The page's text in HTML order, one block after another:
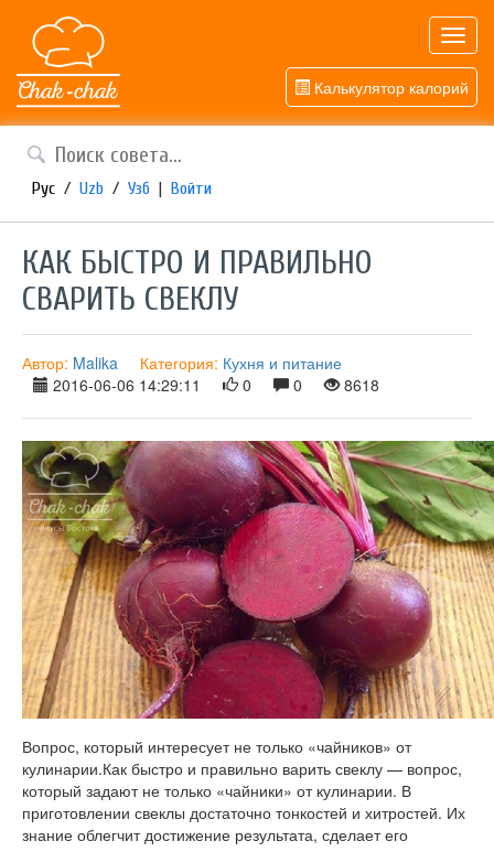
Калькулятор калорий
Рус / Uzb / Узб | Войти
КАК БЫСТРО И ПРАВИЛЬНО
СВАРИТЬ СВЕКЛУ
Автор: Malika Категория: Кухня и питание
2016-06-06 14:29:11
0 0 8618
Вопрос, который интересует не только «чайников» от
кулинарии.Как быстро и правильно варить свеклу — вопрос,
который задают не только «чайники» от кулинарии. В
приготовлении свеклы достаточно тонкостей и хитростей. Их
знание облегчит достижение результата, сделает его